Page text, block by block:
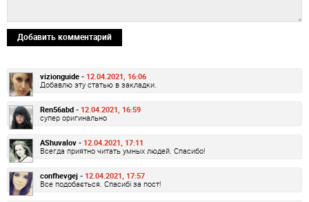
Добавить комментарий
vizionguide - 12.04.2021, 16:06
Добавлю эту статью в закладки.
Ren56abd - 12.04.2021, 16:59
супер оригинально
AShuvalov - 12.04.2021, 17:11
Всегда приятно читать умных людей. Спасибо!
confhevgej - 12.04.2021, 17:57
Все подобається. Спасибі за пост!